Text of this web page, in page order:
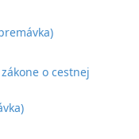
o cestnej